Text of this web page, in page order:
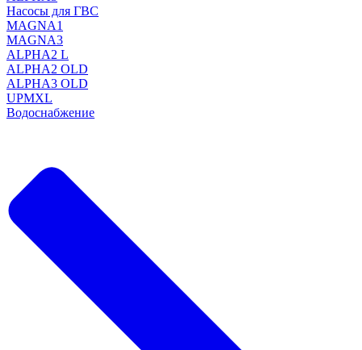
Насосы для ГВС
MAGNA1
MAGNA3
ALPHA2 L
ALPHA2 OLD
ALPHA3 OLD
UPMXL
Водоснабжение